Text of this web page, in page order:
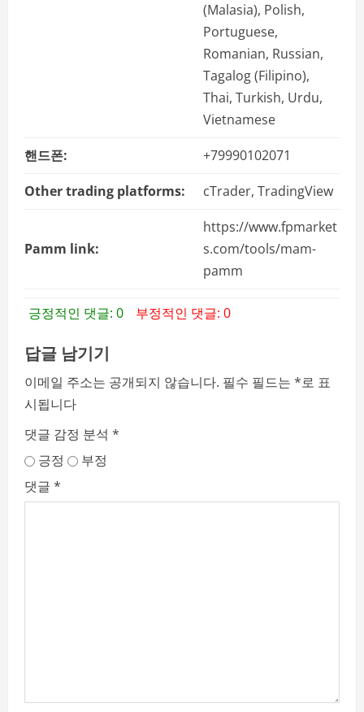
(Malasia), Polish,
Portuguese,
Romanian, Russian,
Tagalog (Filipino),
Thai, Turkish, Urdu,
Vietnamese
핸드폰:
+79990102071
Other trading platforms:
cTrader, TradingView
Pamm link:
https://www.fpmarket
s.com/tools/mam-
pamm
긍정적인 댓글: 0 부정적인 댓글: 0
답글 남기기
이메일 주소는 공개되지 않습니다. 필수 필드는 *로 표
시됩니다
댓글 감정 분석 *
긍정
부정
댓글 *